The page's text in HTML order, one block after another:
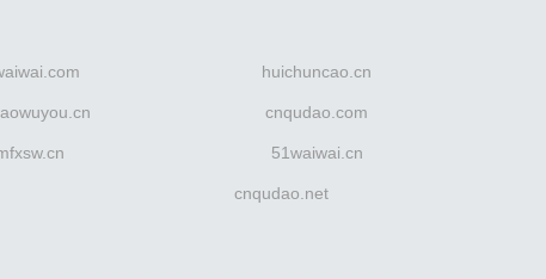
huichuncao.cn
cnqudao.com
51waiwai.cn
cnqudao.net